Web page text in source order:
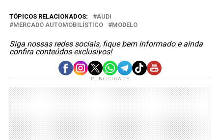
TÓPICOS RELACIONADOS:
AUDI
MERCADO AUTOMOBILÍSTICO
MODELO
Siga nossas redes sociais, fique bem informado e ainda
confira conteúdos exclusivos!
PUBLICIDADE